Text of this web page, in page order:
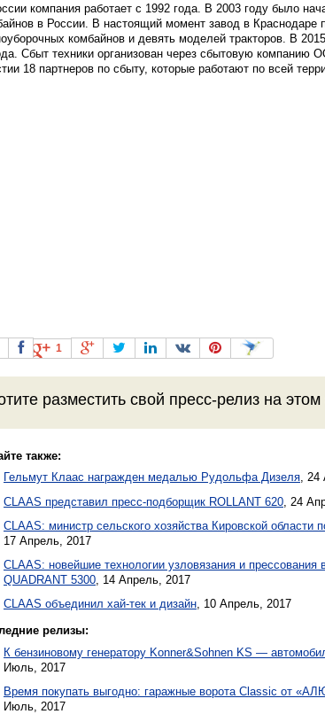
компания работает с 1992 года. В 2003 году было
в России. В настоящий момент завод в Краснодаре
комбайнов и девять моделей тракторов. В
Сбыт техники организован через сбытовую компанию
18 партнеров по сбыту, которые работают по всей
1
разместить свой пресс-релиз на этом
также:
Гельмут Клаас награжден медалью Рудольфа Дизеля, 24
CLAAS представил пресс-подборщик ROLLANT 620 24
CLAAS: министр сельского хозяйства Кировской области
17 Апрель, 2017
CLAAS: новейшие технологии узловязания и
QUADRANT 5300 14 Апрель, 2017
CLAAS объединил хай-тек и дизайн, 10 Апрель, 2017
релизы:
К бензиновому генератору Konner&Sohnen KS —
Июль, 2017
Время покупать выгодно: гаражные ворота Classic от
Июль, 2017